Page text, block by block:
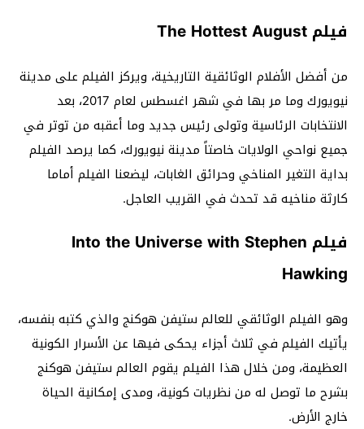
فيلم The Hottest August
من أفضل الأفلام الوثائقية التاريخية، ويركز الفيلم على مدينة
نيويورك وما مر بها في شهر اغسطس لعام 2017، بعد
الانتخابات الرئاسية وتولى رئيس جديد وما أعقبه من توتر في
جميع نواحي الولايات خاصتاً مدينة نيويورك، كما يرصد الفيلم
بداية التغير المناخي وحرائق الغابات، ليضعنا الفيلم أماما
كارثة مناخيه قد تحدث في القريب العاجل.
فيلم Into the Universe with Stephen
Hawking
وهو الفيلم الوثائقي للعالم ستيفن هوكنج والذي كتبه بنفسه،
يأتيك الفيلم في ثلاث أجزاء يحكى فيها عن الأسرار الكونية
العظيمة، ومن خلال هذا الفيلم يقوم العالم ستيفن هوكنج
بشرح ما توصل له من نظريات كونية، ومدى إمكانية الحياة
خارج الأرض.